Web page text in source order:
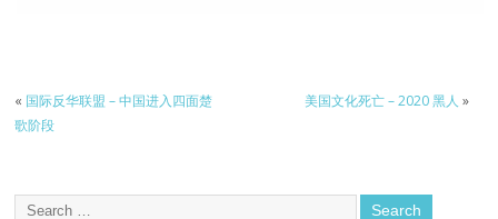
« 国际反华联盟 – 中国进入四面楚
歌阶段
美国文化死亡 – 2020 黑人 »